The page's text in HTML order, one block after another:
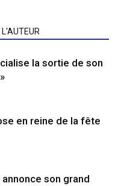
L'AUTEUR
la sortie de son
en reine de la fête
son grand